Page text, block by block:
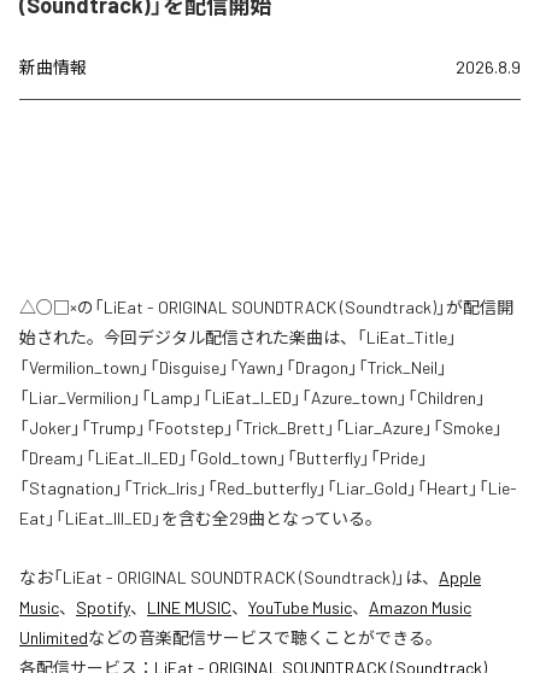
新曲情報 2026.8.9
△○□×の「LiEat - ORIGINAL SOUNDTRACK (Soundtrack)」が配信開
始された。今回デジタル配信された楽曲は、「LiEat_Title」
「Vermilion_town」「Disguise」「Yawn」「Dragon」「Trick_Neil」
「Liar_Vermilion」「Lamp」「LiEat_I_ED」「Azure_town」「Children」
「Joker」「Trump」「Footstep」「Trick_Brett」「Liar_Azure」「Smoke」
「Dream」「LiEat_II_ED」「Gold_town」「Butterfly」「Pride」
「Stagnation」「Trick_Iris」「Red_butterfly」「Liar_Gold」「Heart」「Lie-
Eat」「LiEat_III_ED」を含む全29曲となっている。
なお「LiEat - ORIGINAL SOUNDTRACK (Soundtrack)」は、 Apple
Music、 Spotify、 LINE MUSIC、 YouTube Music、 Amazon Music
Unlimitedなどの音楽配信サービスで聴くことができる。
各配信サービス： LiEat - ORIGINAL SOUNDTRACK (Soundtrack)